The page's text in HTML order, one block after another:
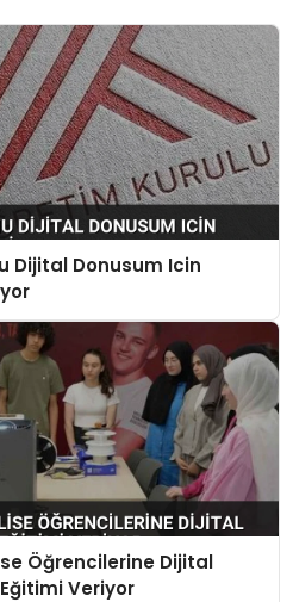
Dijital Donusum Icin
Öğrencilerine Dijital
Veriyor